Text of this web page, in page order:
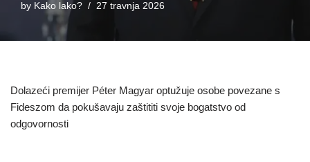
by Kako lako? 27 travnja 2026
Dolazeći premijer Péter Magyar optužuje osobe povezane s
Fideszom da pokušavaju zaštititi svoje bogatstvo od
odgovornosti